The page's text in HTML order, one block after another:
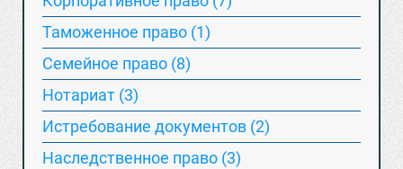
Таможенное право (1)
Семейное право (8)
Нотариат (3)
Истребование документов (2)
Наследственное право (3)